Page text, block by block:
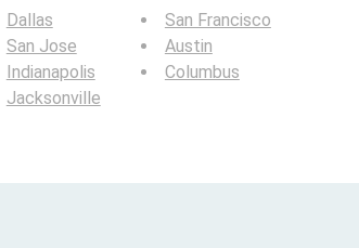
Dallas
San Jose
Indianapolis
Jacksonville
San Francisco
Austin
Columbus